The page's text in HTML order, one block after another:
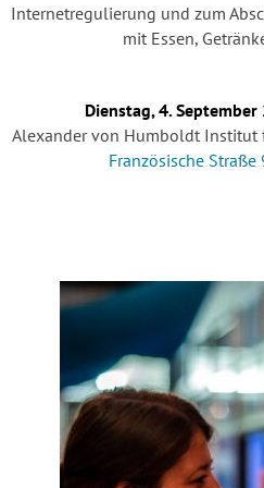
Internetregulierung und zum
mit Essen,
Dienstag, 4.
Alexander von Humboldt Institut
Französische